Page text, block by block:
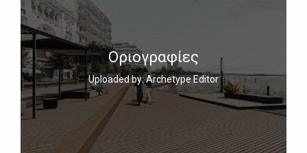
Οριογραφίες
Uploaded by: Archetype Editor